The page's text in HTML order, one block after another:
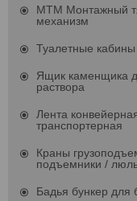
МТМ Монтажный
механизм
Туалетные кабины
Ящик каменщика
раствора
Лента
транспортерная
Краны
подъемники /
Бадья бункер для